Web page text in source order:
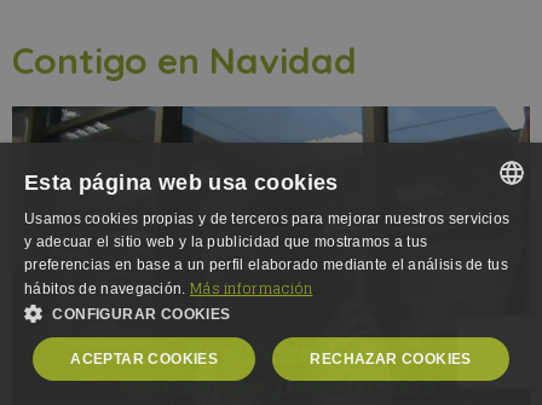
Contigo en Navidad
GERMAN
Esta página web usa cookies
Usamos cookies propias y de terceros para mejorar nuestros servicios
y adecuar el sitio web y la publicidad que mostramos a tus
preferencias en base a un perfil elaborado mediante el análisis de tus
hábitos de navegación. Más información
CONFIGURAR COOKIES
ACEPTAR COOKIES RECHAZAR COOKIES